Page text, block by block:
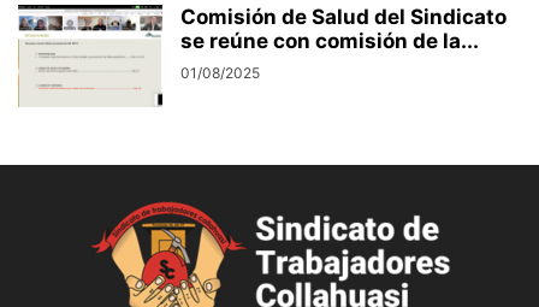
Comisión de Salud del Sindicato
se reúne con comisión de la...
01/08/2025